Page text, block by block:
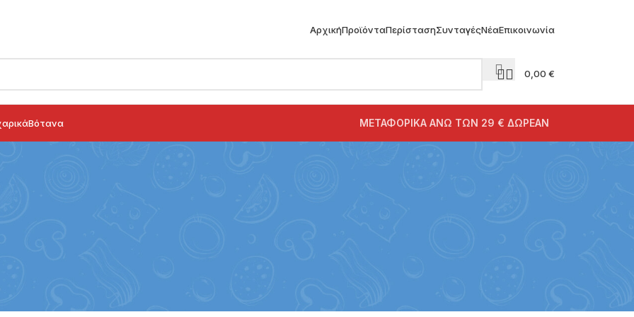
ΑρχικήΠροϊόνταΠερίστασηΣυνταγέςΝέαΕπικοινωνία
0,00 €
Βότανα ΜΕΤΑΦΟΡΙΚΑ ΑΝΩ ΤΩΝ 29 € ΔΩΡΕΑΝ